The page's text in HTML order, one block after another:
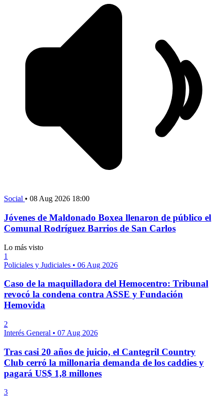
Social • 08 Aug 2026 18:00
Jóvenes de Maldonado Boxea llenaron de público el
Comunal Rodríguez Barrios de San Carlos
Lo más visto
1
Policiales y Judiciales • 06 Aug 2026
Caso de la maquilladora del Hemocentro: Tribunal
revocó la condena contra ASSE y Fundación
Hemovida
2
Interés General • 07 Aug 2026
Tras casi 20 años de juicio, el Cantegril Country
Club cerró la millonaria demanda de los caddies y
pagará US$ 1,8 millones
3